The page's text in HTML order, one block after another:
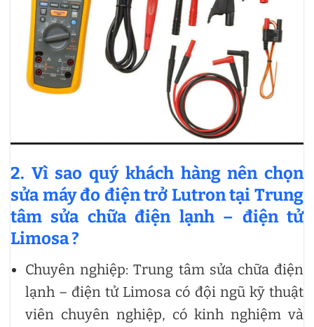
2. Vì sao quý khách hàng nên chọn
sửa máy đo điện trở Lutron tại Trung
tâm sửa chữa điện lạnh – điện tử
Limosa ?
Chuyên nghiệp: Trung tâm sửa chữa điện
lạnh – điện tử Limosa có đội ngũ kỹ thuật
viên chuyên nghiệp, có kinh nghiệm và